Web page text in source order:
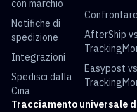
con marchio
Notifiche di
spedizione
Integrazioni
Spedisci dalla
Cina
Confrontare
AfterShip vs
Easypost vs
Tracciamento universale